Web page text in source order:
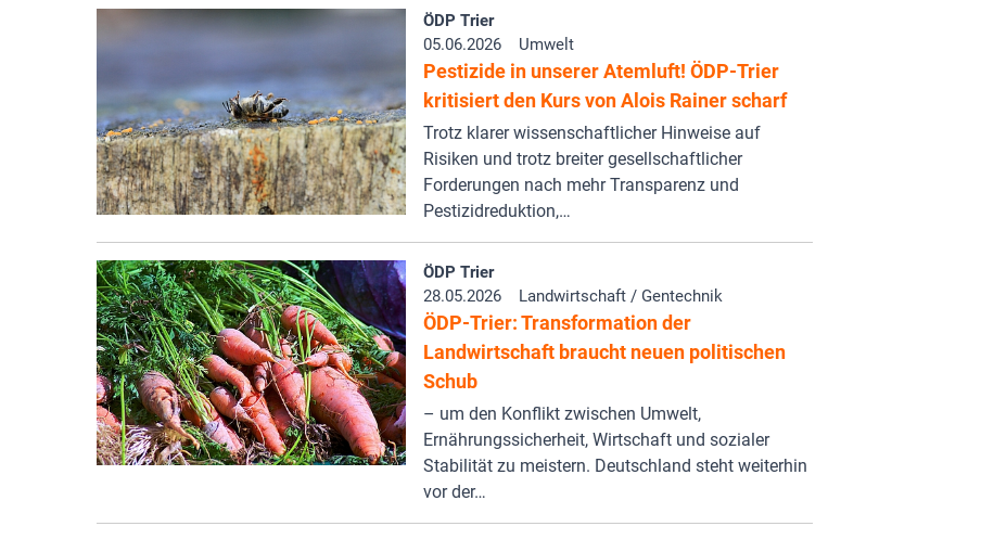
ÖDP Trier
05.06.2026
Umwelt
Pestizide in unserer Atemluft! ÖDP-Trier
kritisiert den Kurs von Alois Rainer scharf
Trotz klarer wissenschaftlicher Hinweise auf
Risiken und trotz breiter gesellschaftlicher
Forderungen nach mehr Transparenz und
Pestizidreduktion,…
ÖDP Trier
28.05.2026
Landwirtschaft / Gentechnik
ÖDP-Trier: Transformation der
Landwirtschaft braucht neuen politischen
Schub
– um den Konflikt zwischen Umwelt,
Ernährungssicherheit, Wirtschaft und sozialer
Stabilität zu meistern. Deutschland steht weiterhin
vor der…